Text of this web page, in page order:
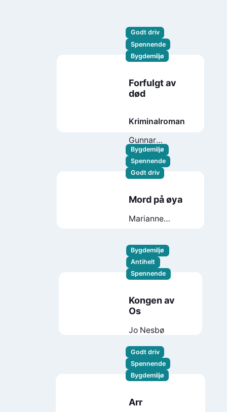
Godt driv
Spennende
Bygdemiljø
Forfulgt av
død
Kriminalroman
Gunnar
Staalesen
Bygdemiljø
Spennende
Godt driv
Mord på øya
Marianne
Bygdemiljø
Antihelt
Spennende
Kongen av
Os
Jo Nesbø
Godt driv
Spennende
Bygdemiljø
Arr